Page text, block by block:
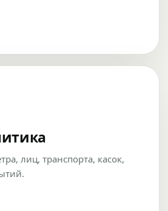
лиц, транспорта, касок,